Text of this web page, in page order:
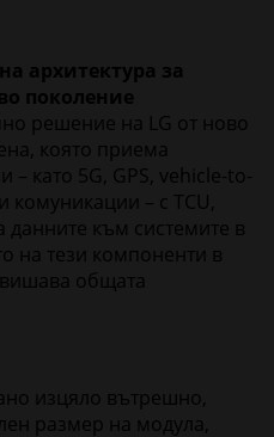
архитектура за
поколение
решение на LG от ново
която приема
като 5G, GPS, vehicle-to-
комуникации – с TCU,
данните към системите в
на тези компоненти в
общата
изцяло вътрешно,
размер на модула,